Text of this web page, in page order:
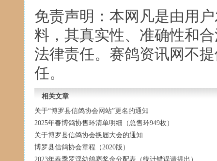
免责声明：本网凡是由用
料，其真实性、准确性和
法律责任。赛鸽资讯网不
任。
相关文章
关于“博罗县信鸽协会网站”更名的通知
2025年春博鸽协售环清单明细（总售环949枚）
关于博罗县信鸽协会换届大会的通知
博罗县信鸽协会章程（2020版）
2023年春季罗浮幼鸽赛奖金分配表（统计错误请提出）